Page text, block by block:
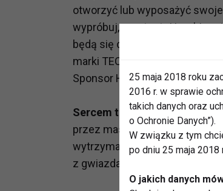
otworzyć lub wyposażyć
wypróbuj, przetestuj i wybierz
będą się czołowi
marki TECHNOGYM, Złoty
Sponsor Health Med Sport
Sercem tej hali będzie
przez master trenerów
wytrzymałość. Dodatkowo na
z gwiazdami, na które
25 maja 2018 roku
2016 r. w sprawie
takich danych oraz
o Ochronie Danych”).
W związku z tym
po dniu 25 maja
O jakich danych